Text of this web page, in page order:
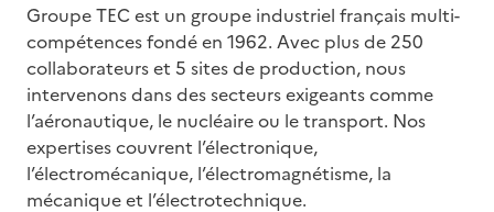
Groupe TEC est un groupe industriel français multi-
compétences fondé en 1962. Avec plus de 250
collaborateurs et 5 sites de production, nous
intervenons dans des secteurs exigeants comme
l’aéronautique, le nucléaire ou le transport. Nos
expertises couvrent l’électronique,
l’électromécanique, l’électromagnétisme, la
mécanique et l’électrotechnique.